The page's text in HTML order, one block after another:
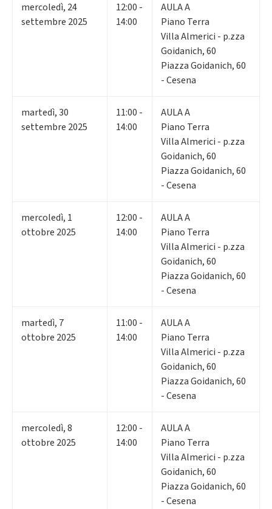
mercoledì, 24
settembre 2025
12:00 -
14:00
AULA A
Piano Terra
Villa Almerici - p.zza
Goidanich, 60
Piazza Goidanich, 60
- Cesena
martedì,30
settembre 2025
11:00 -
14:00
AULA A
Piano Terra
Villa Almerici - p.zza
Goidanich, 60
Piazza Goidanich, 60
- Cesena
mercoledì, 1
ottobre 2025
12:00 -
14:00
AULA A
Piano Terra
Villa Almerici - p.zza
Goidanich, 60
Piazza Goidanich, 60
- Cesena
martedì, 7
ottobre 2025
11:00 -
14:00
AULA A
Piano Terra
Villa Almerici - p.zza
Goidanich, 60
Piazza Goidanich, 60
- Cesena
mercoledì,8
ottobre 2025
12:00 -
14:00
AULA A
Piano Terra
Villa Almerici - p.zza
Goidanich, 60
Piazza Goidanich, 60
- Cesena